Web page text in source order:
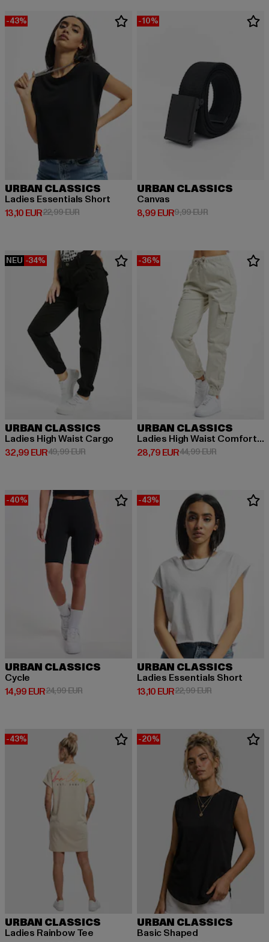
-43%
URBAN CLASSICS
Ladies Essentials Short
13,10 EUR
Derzeitiger Preis: 13,10 EUR
22,99 EURAktionspreis: 22,99 EUR
-10%
URBAN CLASSICS
Canvas
8,99 EUR
Derzeitiger Preis: 8,99 EUR
9,99 EURAktionspreis:
NEU -34%
URBAN CLASSICS
Ladies High Waist Cargo
32,99 EUR
Derzeitiger Preis: 32,99 EUR
49,99 EURAktionspreis: 49,99 EUR
-36%
URBAN CLASSICS
Ladies High Waist Comfort Jogging
28,79 EUR
Derzeitiger Preis: 28,79 EUR
44,99 EURAktionspreis:
-40%
URBAN CLASSICS
Cycle
14,99 EUR
Derzeitiger Preis: 14,99 EUR
24,99 EURAktionspreis: 24,99 EUR
-43%
URBAN CLASSICS
Ladies Essentials Short
13,10 EUR
Derzeitiger Preis: 13,10 EUR
22,99 EURAktionspreis:
-43%
URBAN CLASSICS
Ladies Rainbow Tee
-20%
URBAN CLASSICS
Basic Shaped